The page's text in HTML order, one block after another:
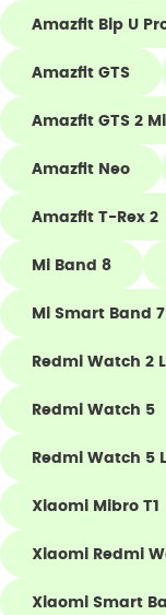
Amazfit Bip U
Amazfit GTS
Amazfit GTS 2
Amazfit Neo
Amazfit T-Rex 2
Mi Band 8
Mi Smart Band 7
Redmi Watch 2
Redmi Watch 5
Redmi Watch 5
Xiaomi Mibro T1
Xiaomi Redmi
Xiaomi Smart